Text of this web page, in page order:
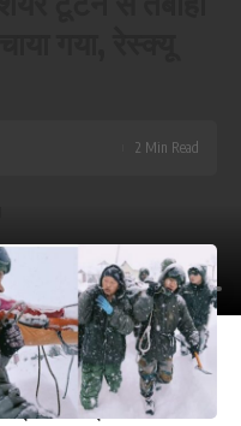
के निर्माण की
की कैबिनेट समिति
प्रसारण मंत्री अश्विनी वैष्णव
2 Min Read